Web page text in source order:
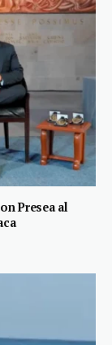
Presea al